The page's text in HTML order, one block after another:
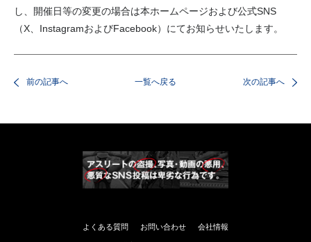
し、開催日等の変更の場合は本ホームページおよび公式SNS
（X、InstagramおよびFacebook）にてお知らせいたします。
前の記事へ 一覧へ戻る 次の記事へ
よくある質問 お問い合わせ 会社情報